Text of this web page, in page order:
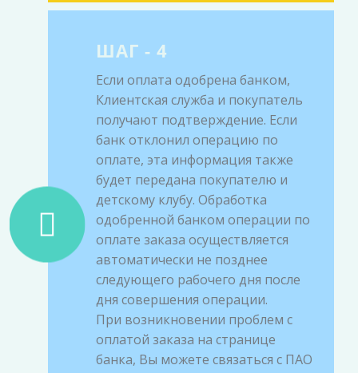
ШАГ - 4
Если оплата одобрена банком,
Клиентская служба и покупатель
получают подтверждение. Если
банк отклонил операцию по
оплате, эта информация также
будет передана покупателю и
детскому клубу. Обработка
одобренной банком операции по
оплате заказа осуществляется
автоматически не позднее
следующего рабочего дня после
дня совершения операции.
При возникновении проблем с
оплатой заказа на странице
банка, Вы можете связаться с ПАО